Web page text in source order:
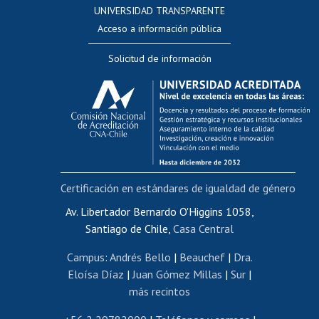
Evaluación docente
Calificación académica
Postulación al AUCAI
Funcionarias/os
Cursos internos de capacitación
Bienestar del personal
Portal de movilidad interna
Certificado de renta
Certificado de renta honorarios
Editar páginas blancas
Extranjeras/os
UNIVERSIDAD TRANSPARENTE
Acceso a información pública
Solicitud de información
Av. Libertador Bernardo O'Higgins 1058,
Santiago de Chile, Casa Central
Campus: Andrés Bello | Beauchef| Dra.
Eloísa Díaz | Juan Gómez Millas | Sur |
más recintos
Certificación en estándares de igualdad de género